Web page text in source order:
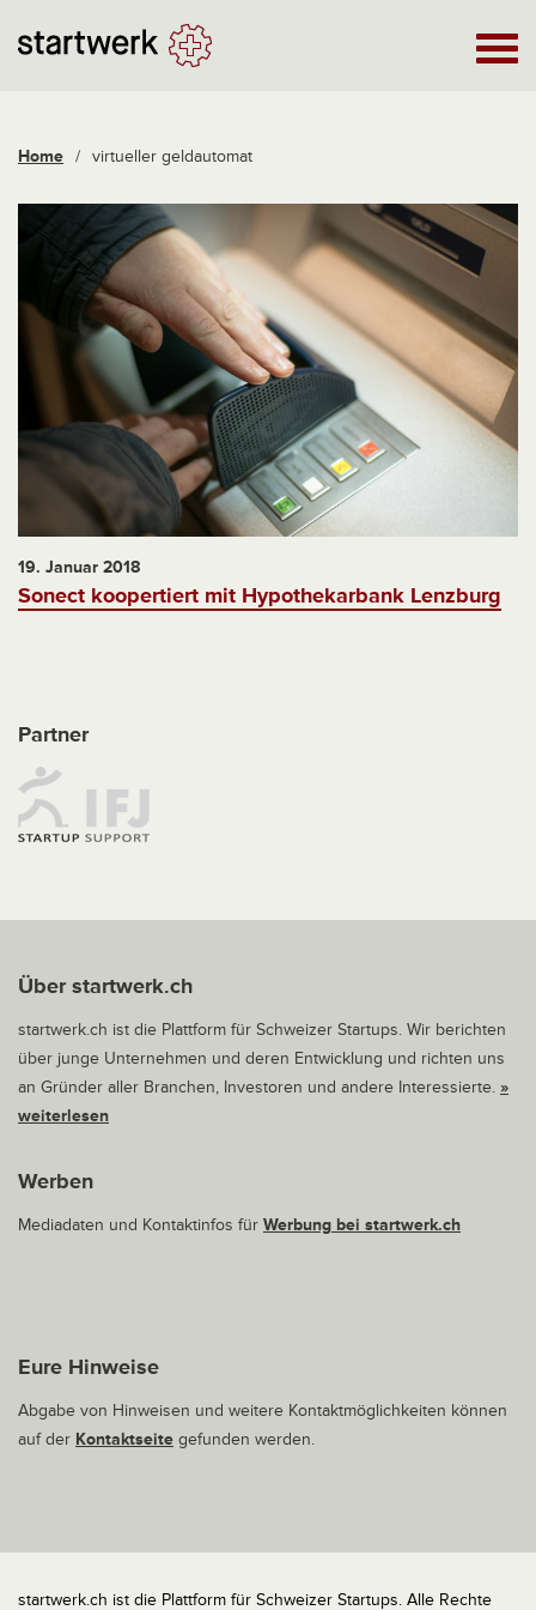
Home / virtueller geldautomat
19. Januar 2018
Sonect koopertiert mit Hypothekarbank Lenzburg
Partner
Über startwerk.ch
startwerk.ch ist die Plattform für Schweizer Startups. Wir berichten
über junge Unternehmen und deren Entwicklung und richten uns
an Gründer aller Branchen, Investoren und andere Interessierte. »
weiterlesen
Werben
Mediadaten und Kontaktinfos für Werbung bei startwerk.ch
Eure Hinweise
Abgabe von Hinweisen und weitere Kontaktmöglichkeiten können
auf der Kontaktseite gefunden werden.
startwerk.ch ist die Plattform für Schweizer Startups. Alle Rechte